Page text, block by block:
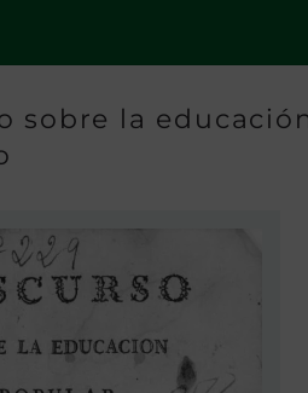
sobre la